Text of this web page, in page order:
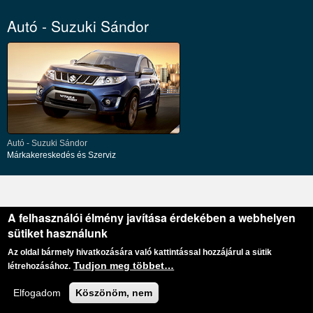
Autó - Suzuki Sándor
Autó - Suzuki Sándor
Márkakereskedés és Szerviz
A felhasználói élmény javítása érdekében a webhelyen
sütiket használunk
Az oldal bármely hivatkozására való kattintással hozzájárul a sütik
létrehozásához. Tudjon meg többet…
Elfogadom Köszönöm, nem